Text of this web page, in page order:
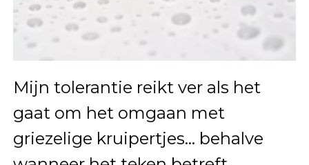
Mijn tolerantie reikt ver als het
gaat om het omgaan met
griezelige kruipertjes… behalve